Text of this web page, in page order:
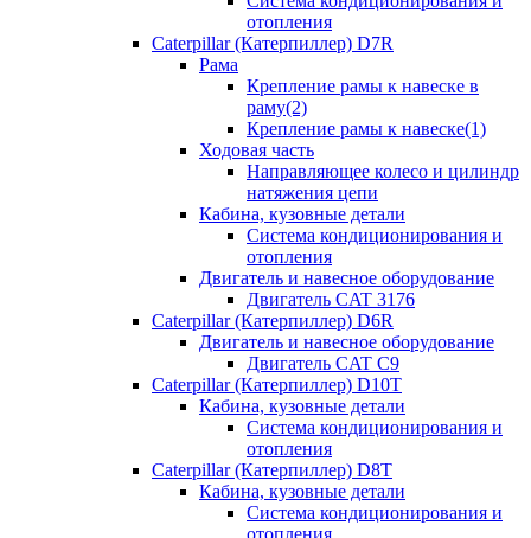
отопления
Caterpillar (Катерпиллер) D7R
Рама
Крепление рамы к навеске в
раму(2)
Крепление рамы к навеске(1)
Ходовая часть
Направляющее колесо и цилиндр
натяжения цепи
Кабина, кузовные детали
Система кондиционирования и
отопления
Двигатель и навесное оборудование
Двигатель CAT 3176
Caterpillar (Катерпиллер) D6R
Двигатель и навесное оборудование
Двигатель CAT C9
Caterpillar (Катерпиллер) D10T
Кабина, кузовные детали
Система кондиционирования и
отопления
Caterpillar (Катерпиллер) D8T
Кабина, кузовные детали
Система кондиционирования и
отопления